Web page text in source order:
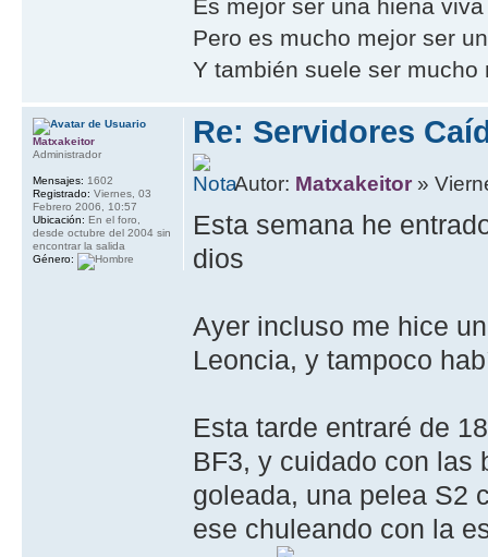
Es mejor ser una hiena
Pero es mucho mejor ser
Y también suele ser mucho
Re: Servidores
Autor: Matxakeitor »
Esta semana he
dios
Ayer incluso me hice
Leoncia, y tampoco
Esta tarde entraré de
BF3, y cuidado con las
goleada, una pelea S2
ese chuleando con la
Matxakeitor
Administrador
Mensajes: 1602
Registrado: Viernes, 03
Febrero 2006, 10:57
Ubicación: En el foro,
desde octubre del 2004 sin
encontrar la salida
Género: